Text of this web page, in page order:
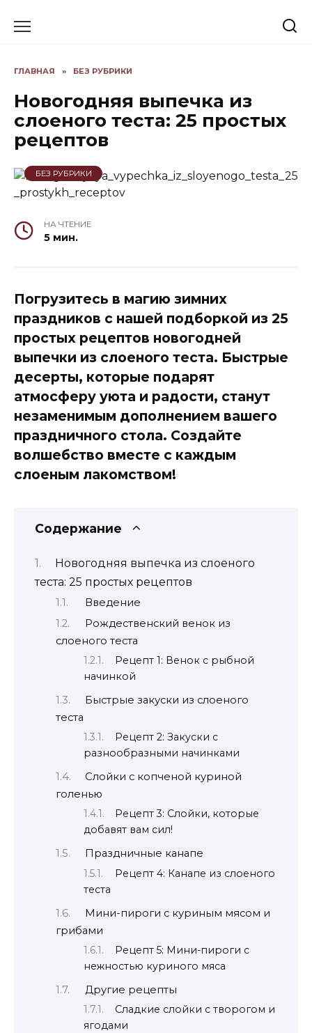
ГЛАВНАЯ » БЕЗ РУБРИКИ
Новогодняя выпечка из
слоеного теста: 25 простых
рецептов
БЕЗ РУБРИКИ
НА ЧТЕНИЕ
5 мин.
Погрузитесь в магию зимних
праздников с нашей подборкой из 25
простых рецептов новогодней
выпечки из слоеного теста. Быстрые
десерты, которые подарят
атмосферу уюта и радости, станут
незаменимым дополнением вашего
праздничного стола. Создайте
волшебство вместе с каждым
слоеным лакомством!
Содержание
Новогодняя выпечка из слоеного
теста: 25 простых рецептов
Введение
Рождественский венок из
слоеного теста
Рецепт 1: Венок с рыбной
начинкой
Быстрые закуски из слоеного
теста
Рецепт 2: Закуски с
разнообразными начинками
Слойки с копченой куриной
голенью
Рецепт 3: Слойки, которые
добавят вам сил!
Праздничные канапе
Рецепт 4: Канапе из слоеного
теста
Мини-пироги с куриным мясом и
грибами
Рецепт 5: Мини-пироги с
нежностью куриного мяса
Другие рецепты
Сладкие слойки с творогом и
ягодами